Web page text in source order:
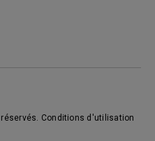
Conditions d'utilisation